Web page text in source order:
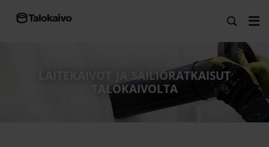
LAITEKAIVOT JA SÄILIÖRATKAISUT
TALOKAIVOLTA